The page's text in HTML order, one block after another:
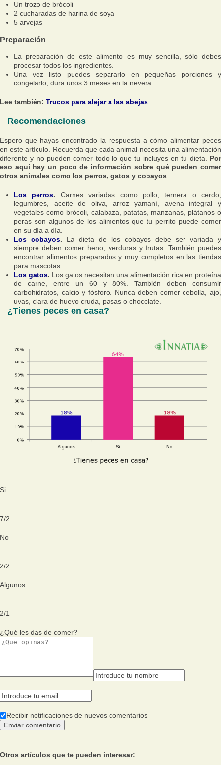
Un trozo de brócoli
2 cucharadas de harina de soya
5 arvejas
Preparación
La preparación de este alimento es muy sencilla, sólo debes
procesar todos los ingredientes.
Una vez listo puedes separarlo en pequeñas porciones y
congelarlo, dura unos 3 meses en la nevera.
Lee también: Trucos para alejar a las abejas
Recomendaciones
Espero que hayas encontrado la respuesta a cómo alimentar peces
en este artículo. Recuerda que cada animal necesita una alimentación
diferente y no pueden comer todo lo que tu incluyes en tu dieta. Por
eso aquí hay un poco de información sobre qué pueden comer
otros animales como los perros, gatos y cobayos
Los perros. Carnes variadas como pollo, ternera o cerdo,
legumbres, aceite de oliva, arroz yamaní, avena integral y
vegetales como brócoli, calabaza, patatas, manzanas, plátanos o
peras son algunos de los alimentos que tu perrito puede comer
en su día a día.
Los cobayos. La dieta de los cobayos debe ser variada y
siempre deben comer heno, verduras y frutas. También puedes
encontrar alimentos preparados y muy completos en las tiendas
para mascotas.
Los gatos. Los gatos necesitan una alimentación rica en proteína
de carne, entre un 60 y 80%. También deben consumir
carbohidratos, calcio y fósforo. Nunca deben comer cebolla, ajo,
uvas, clara de huevo cruda, pasas o chocolate.
¿Tienes peces en casa?
Si
7/2
No
2/2
Algunos
2/1
¿Qué les das de comer?
Recibir notificaciones de nuevos comentarios
Otros artículos que te pueden interesar: